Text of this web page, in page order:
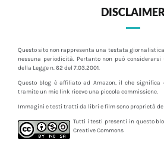
DISCLAIMER
Questo sito non rappresenta una testata
nessuna periodicità. Pertanto non può
della Legge n. 62 del 7.03.2001.
Questo blog è affiliato ad Amazon, il che significa
tramite un mio link ricevo una piccola commissione.
Immagini e testi tratti da libri e film sono proprietà
Tutti i testi presenti in questo
Creative Commons